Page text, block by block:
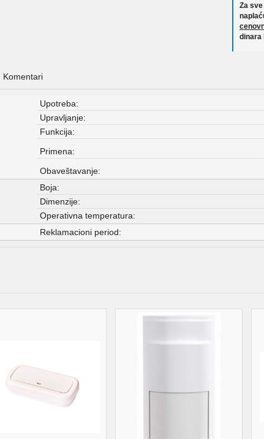
Za
dinara
Komentari
Upotreba:
Upravljanje:
Funkcija:
Primena:
Obaveštavanje:
Boja:
Dimenzije:
Operativna temperatura:
Reklamacioni period: